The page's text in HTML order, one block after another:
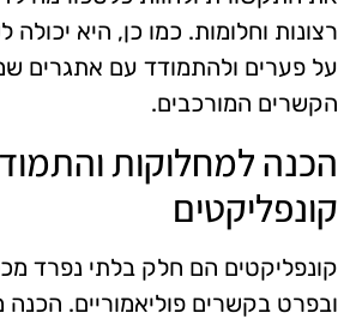
רצונות וחלומות. כמו כן, היא
על פערים ולהתמודד עם אתגרים
הקשרים המורכבים.
הכנה למחלוקות
קונפליקטים
קונפליקטים הם חלק בלתי נפרד
ובפרט בקשרים פוליאמוריים.